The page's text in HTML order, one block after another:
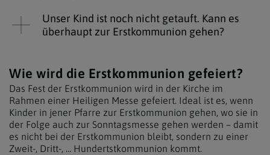
Unser Kind ist noch nicht getauft. Kann es
überhaupt zur Erstkommunion gehen?
Wie wird die Erstkommunion gefeiert?
Das Fest der Erstkommunion wird in der Kirche im
Rahmen einer Heiligen Messe gefeiert. Ideal ist es, wenn
Kinder in jener Pfarre zur Erstkommunion gehen, wo sie in
der Folge auch zur Sonntagsmesse gehen werden – damit
es nicht bei der Erstkommunion bleibt, sondern zu einer
Zweit-, Dritt-, ... Hundertstkommunion kommt.